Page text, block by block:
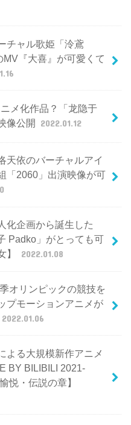
チャル歌姫「泠鳶
『大喜』が可愛くて
メ化作品？「龙隐于
像公開 2022.01.12
天依のバーチャルアイ
「2060」出演映像が可
化企画から誕生した
Padko」がとっても可
】
2022.01.08
オリンピックの競技を
プモーションアニメが
2022.01.06
よる大規模新作アニメ
BY BILIBILI 2021-
悦・伝説の章】